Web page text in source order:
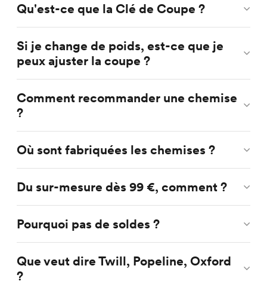
Qu'est-ce que la Clé de Coupe ?
Si je change de poids, est-ce que je
peux ajuster la coupe ?
Comment recommander une chemise
?
Où sont fabriquées les chemises ?
Du sur-mesure dès 99 €, comment ?
Pourquoi pas de soldes ?
Que veut dire Twill, Popeline, Oxford
?